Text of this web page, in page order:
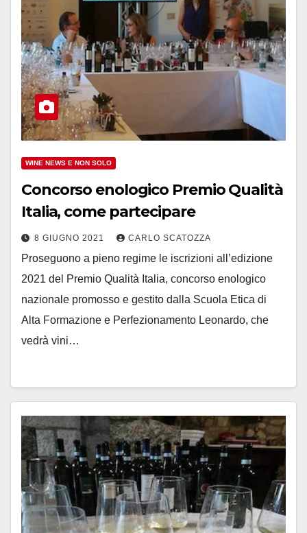
WINE NEWS E NON SOLO
Concorso enologico Premio Qualità
Italia, come partecipare
8 GIUGNO 2021 CARLO SCATOZZA
Proseguono a pieno regime le iscrizioni all’edizione
2021 del Premio Qualità Italia, concorso enologico
nazionale promosso e gestito dalla Scuola Etica di
Alta Formazione e Perfezionamento Leonardo, che
vedrà vini…